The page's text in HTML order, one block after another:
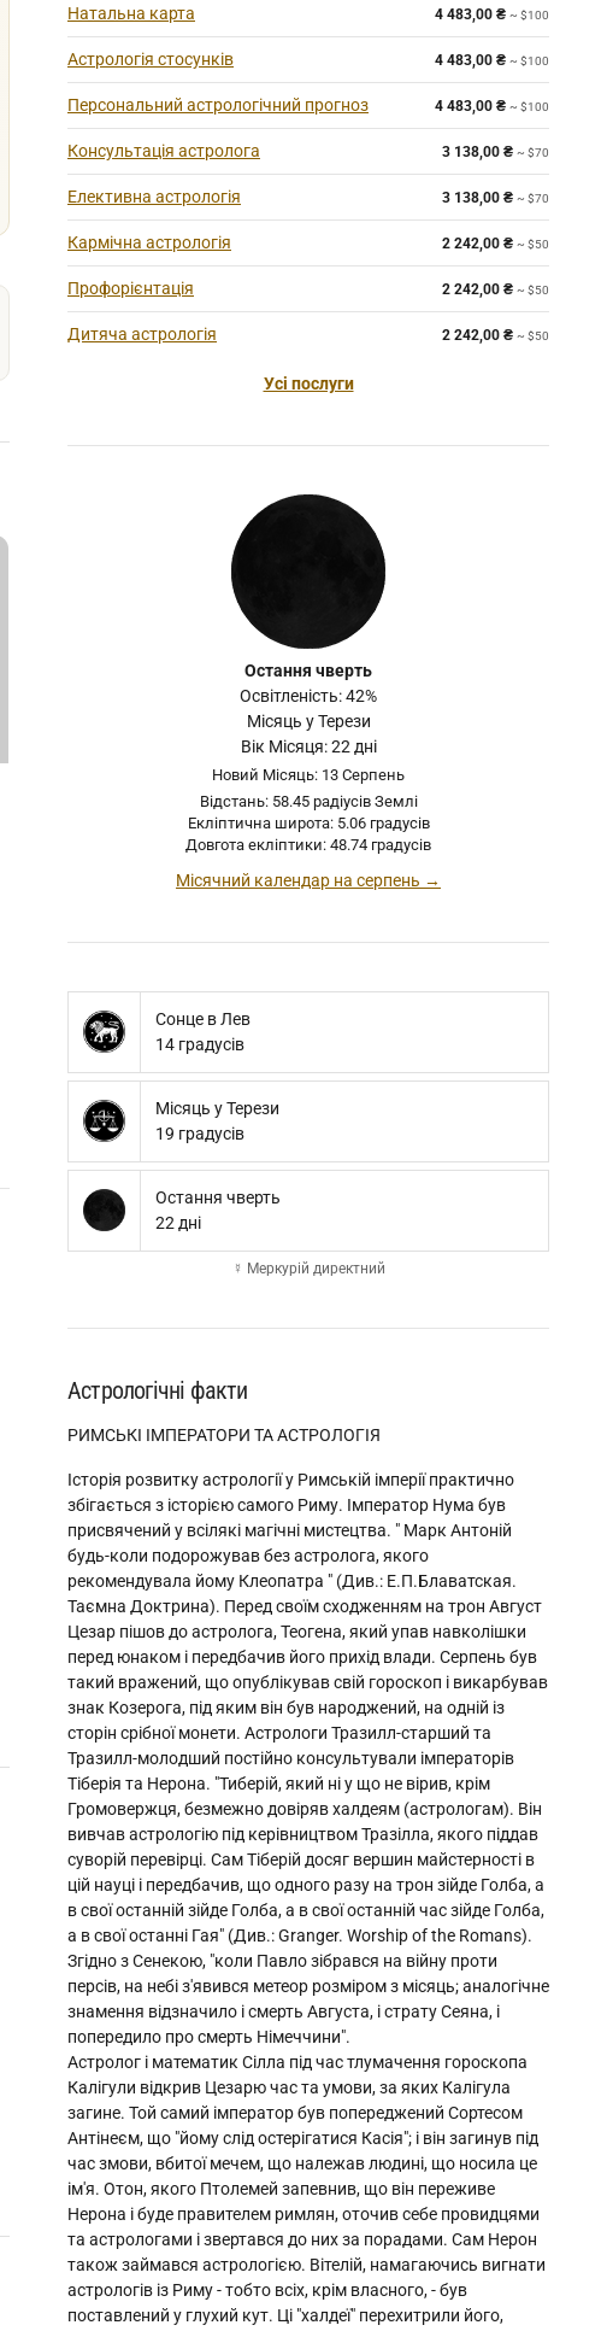
Натальна карта 4 483,00 ₴ ~ $100
Астрологія стосунків 4 483,00 ₴ ~ $100
Персональний астрологічний прогноз 4 483,00 ₴ ~ $100
Консультація астролога 3 138,00 ₴ ~ $70
Елективна астрологія 3 138,00 ₴ ~ $70
Кармічна астрологія 2 242,00 ₴ ~ $50
Профорієнтація 2 242,00 ₴ ~ $50
Дитяча астрологія 2 242,00 ₴ ~ $50
Усі послуги
Остання чверть
Освітленість: 42%
Місяць у Терези
Вік Місяця: 22 дні
Новий Місяць: 13 Серпень
Відстань: 58.45 радіусів Землі
Екліптична широта: 5.06 градусів
Довгота екліптики: 48.74 градусів
Місячний календар на серпень →
Сонце в Лев
14 градусів
Місяць у Терези
19 градусів
Остання чверть
22 дні
☿ Меркурій директний
Астрологічні факти
РИМСЬКІ ІМПЕРАТОРИ ТА АСТРОЛОГІЯ
Історія розвитку астрології у Римській імперії практично
збігається з історією самого Риму. Імператор Нума був
присвячений у всілякі магічні мистецтва. " Марк Антоній
будь-коли подорожував без астролога, якого
рекомендувала йому Клеопатра " (Див.: Е.П.Блаватская.
Таємна Доктрина). Перед своїм сходженням на трон Август
Цезар пішов до астролога, Теогена, який упав навколішки
перед юнаком і передбачив його прихід влади. Серпень був
такий вражений, що опублікував свій гороскоп і викарбував
знак Козерога, під яким він був народжений, на одній із
сторін срібної монети. Астрологи Тразилл-старший та
Тразилл-молодший постійно консультували імператорів
Тіберія та Нерона. "Тиберій, який ні у що не вірив, крім
Громовержця, безмежно довіряв халдеям (астрологам). Він
вивчав астрологію під керівництвом Тразілла, якого піддав
суворій перевірці. Сам Тіберій досяг вершин майстерності в
цій науці і передбачив, що одного разу на трон зійде Голба, а
в свої останній зійде Голба, а в свої останній час зійде Голба,
а в свої останні Гая" (Див.: Granger. Worship of the Romans).
Згідно з Сенекою, "коли Павло зібрався на війну проти
персів, на небі з'явився метеор розміром з місяць; аналогічне
знамення відзначило і смерть Августа, і страту Сеяна, і
попередило про смерть Німеччини".
Астролог і математик Сілла під час тлумачення гороскопа
Калігули відкрив Цезарю час та умови, за яких Калігула
загине. Той самий імператор був попереджений Сортесом
Антінеєм, що "йому слід остерігатися Касія"; і він загинув під
час змови, вбитої мечем, що належав людині, що носила це
ім'я. Отон, якого Птолемей запевнив, що він переживе
Нерона і буде правителем римлян, оточив себе провидцями
та астрологами і звертався до них за порадами. Сам Нерон
також займався астрологією. Вітелій, намагаючись вигнати
астрологів із Риму - тобто всіх, крім власного, - був
поставлений у глухий кут. Ці "халдеї" перехитрили його,